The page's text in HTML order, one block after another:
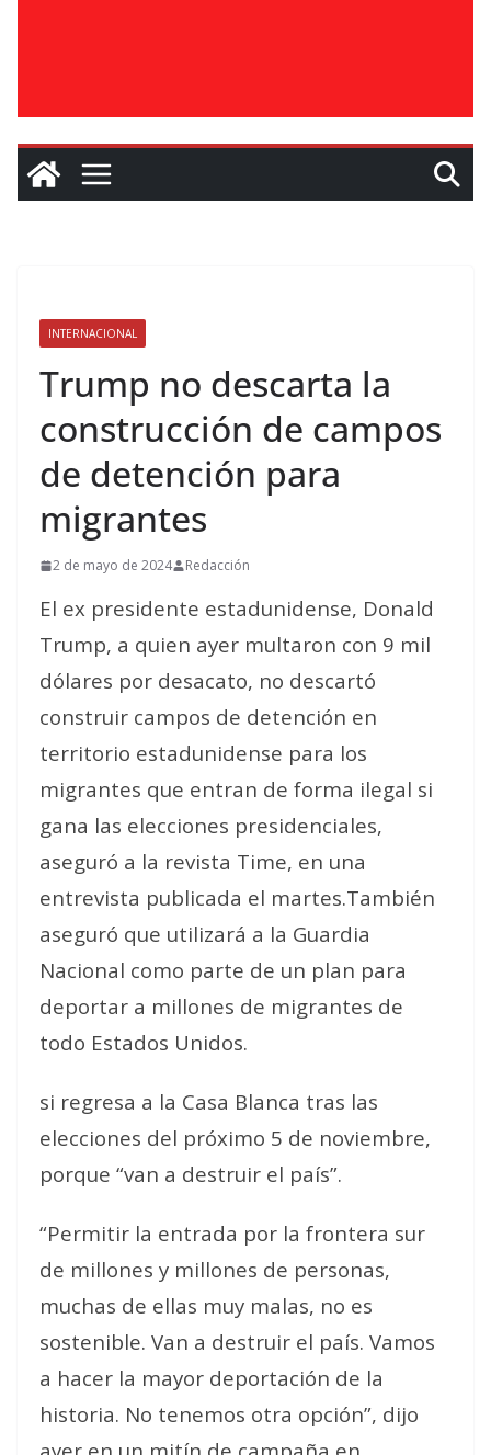
INTERNACIONAL
Trump no descarta la
construcción de campos
de detención para
migrantes
2 de mayo de 2024 Redacción
El ex presidente estadunidense, Donald
Trump, a quien ayer multaron con 9 mil
dólares por desacato, no descartó
construir campos de detención en
territorio estadunidense para los
migrantes que entran de forma ilegal si
gana las elecciones presidenciales,
aseguró a la revista Time, en una
entrevista publicada el martes.También
aseguró que utilizará a la Guardia
Nacional como parte de un plan para
deportar a millones de migrantes de
todo Estados Unidos.
si regresa a la Casa Blanca tras las
elecciones del próximo 5 de noviembre,
porque “van a destruir el país”.
“Permitir la entrada por la frontera sur
de millones y millones de personas,
muchas de ellas muy malas, no es
sostenible. Van a destruir el país. Vamos
a hacer la mayor deportación de la
historia. No tenemos otra opción”, dijo